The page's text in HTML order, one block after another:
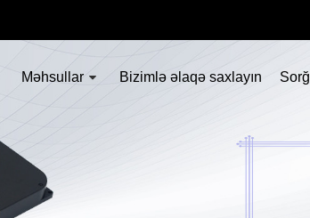
Məhsullar Bizimlə əlaqə saxlayın